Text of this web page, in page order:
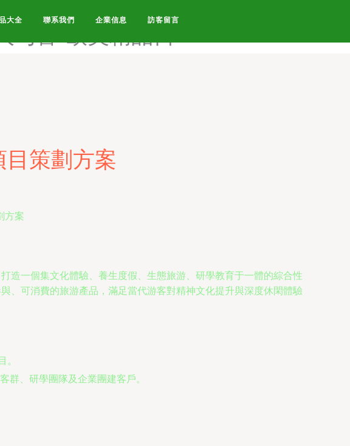
精品免费-欧美精品免费看-欧美精
大全 聯系我們 企業信息 訪客留言
策劃方案
造一個集文化體驗、養生度假、生態旅游、研學教育于一體的綜合性
、可消費的旅游產品，滿足當代游客對精神文化提升與深度休閑體驗
。
群、研學團隊及企業團建客戶。